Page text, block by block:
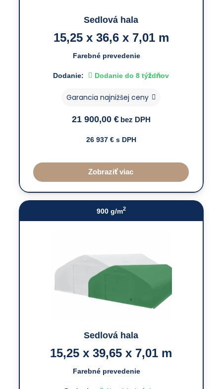
Sedlová hala
15,25 x 36,6 x 7,01 m
Farebné prevedenie
Dodanie: Dodanie do 8 týždňov
Garancia najnižšej ceny
21 900,00 € bez DPH
26 937€ s DPH
Zobraziť viac
900 g/m2
Sedlová hala
15,25 x 39,65 x 7,01 m
Farebné prevedenie